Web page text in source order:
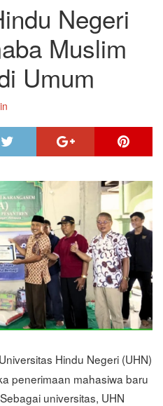
Negeri
Muslim
Umum
Hindu Negeri (UHN)
penerimaan mahasiwa baru
universitas, UHN